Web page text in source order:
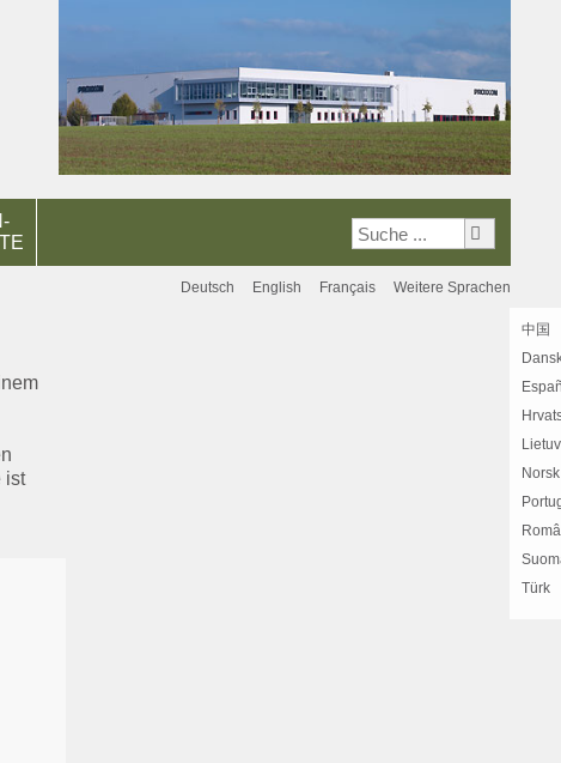
Deutsch English Français Weitere Sprachen
中国
Norsk
Türk
ist